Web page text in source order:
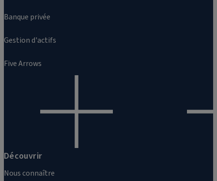
Banque privée
Gestion d'actifs
Five Arrows
Découvrir
Nous connaître